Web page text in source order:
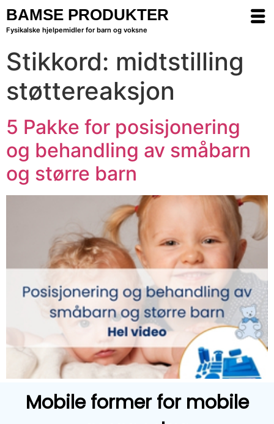
BAMSE PRODUKTER
Fysikalske hjelpemidler for barn og voksne
Stikkord: midtstilling
støttereaksjon
5 Pakke for posisjonering
og behandling av småbarn
og større barn
Mobile former for mobile